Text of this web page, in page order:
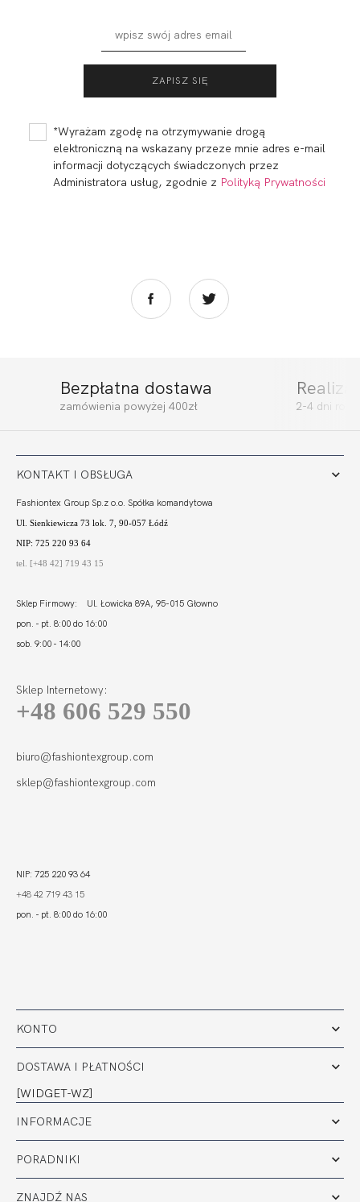
219,99 66,00 zł 249,99
KISS SOFT LACE
KISS STRINGO
*Wyrażam zgodę na otrzymywanie drogą
elektroniczną na wskazany przeze mnie adres e-mail
informacji dotyczących świadczonych przez
Administratora usług, zgodnie z Polityką Prywatności
Bezpłatna dostawa
zamówienia powyżej 400zł 2-4 dni
KONTO
DOSTAWA I PŁATNOŚCI
[WIDGET-WZ]
INFORMACJE
PORADNIKI
ZNAJDŹ NAS
KONTAKT I OBSŁUGA
Fashiontex Group Sp.z o.o. Spółka komandytowa
Ul. Sienkiewicza 73 lok. 7, 90-057 Łódź
NIP: 725 220 93 64
tel. [+48 42] 719 43 15
Sklep Firmowy: Ul. Łowicka 89A, 95-015 Głowno
pon. - pt. 8:00 do 16:00
sob. 9:00 - 14:00
Sklep Internetowy:
+48 606 529 550
biuro@fashiontexgroup.com
sklep@fashiontexgroup.com
NIP: 725 220 93 64
+48 42 719 43 15
pon. - pt. 8:00 do 16:00